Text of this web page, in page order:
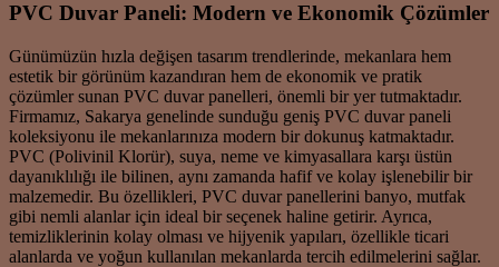
PVC Duvar Paneli: Modern ve Ekonomik Çözümler
Günümüzün hızla değişen tasarım trendlerinde, mekanlara hem
estetik bir görünüm kazandıran hem de ekonomik ve pratik
çözümler sunan PVC duvar panelleri, önemli bir yer tutmaktadır.
Firmamız, Sakarya genelinde sunduğu geniş PVC duvar paneli
koleksiyonu ile mekanlarınıza modern bir dokunuş katmaktadır.
PVC (Polivinil Klorür), suya, neme ve kimyasallara karşı üstün
dayanıklılığı ile bilinen, aynı zamanda hafif ve kolay işlenebilir bir
malzemedir. Bu özellikleri, PVC duvar panellerini banyo, mutfak
gibi nemli alanlar için ideal bir seçenek haline getirir. Ayrıca,
temizliklerinin kolay olması ve hijyenik yapıları, özellikle ticari
alanlarda ve yoğun kullanılan mekanlarda tercih edilmelerini sağlar.